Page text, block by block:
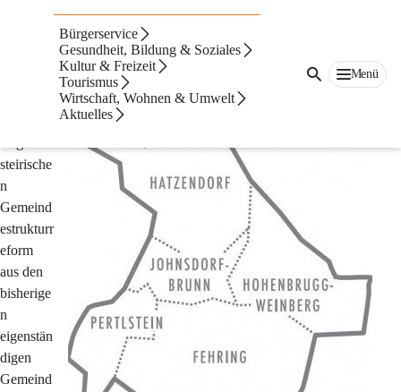
Bürgerservice
Gesundheit, Bildung & Soziales
Kultur & Freizeit
Tourismus
Wirtschaft, Wohnen & Umwelt
Aktuelles
Menü
Gemeindestrukturrefor
steirische
n
Gemeind
estrukturr
eform
aus den
bisherige
n
eigenstän
digen
Gemeind